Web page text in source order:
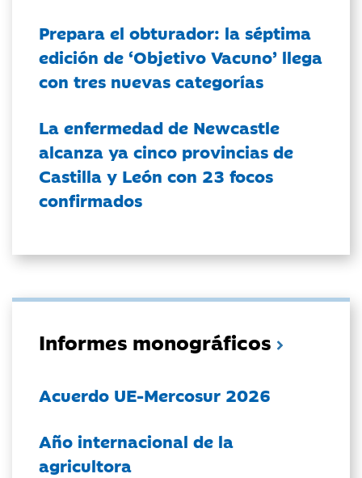
Prepara el obturador: la séptima
edición de ‘Objetivo Vacuno’ llega
con tres nuevas categorías
La enfermedad de Newcastle
alcanza ya cinco provincias de
Castilla y León con 23 focos
confirmados
Informes monográficos
Acuerdo UE-Mercosur 2026
Año internacional de la
agricultora